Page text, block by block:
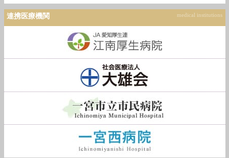
連携医療機関 medical institutions